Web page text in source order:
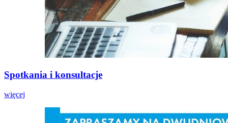
Spotkania i konsultacje
więcej